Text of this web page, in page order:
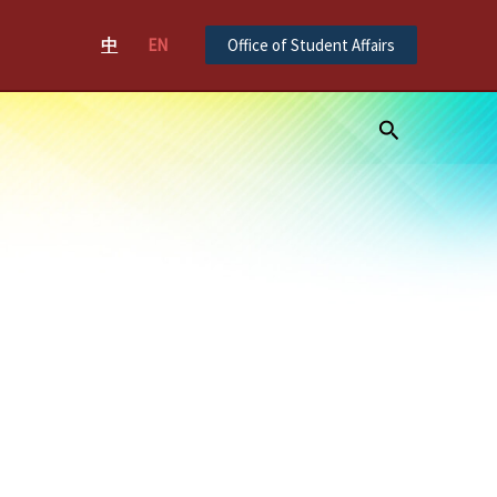
中 EN Office of Student Affairs
Search